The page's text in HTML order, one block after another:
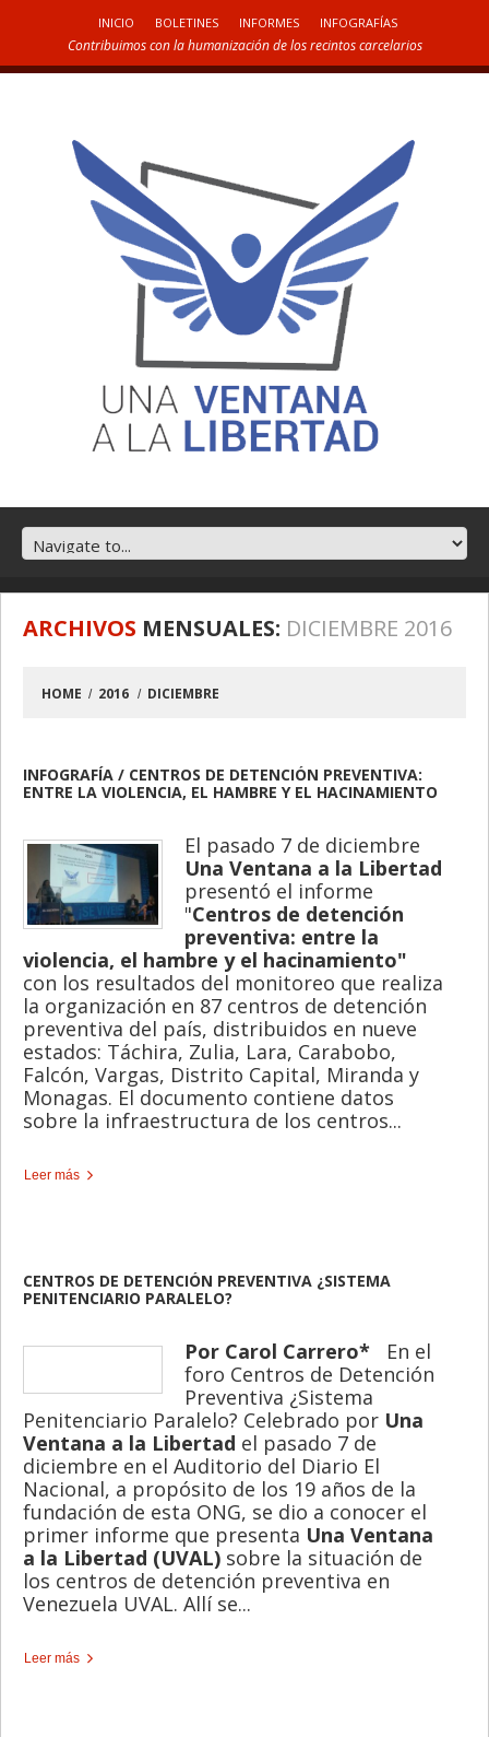
INICIO BOLETINES INFORMES INFOGRAFÍAS
Contribuimos con la humanización de los recintos carcelarios
ARCHIVOS MENSUALES: DICIEMBRE 2016
HOME 2016 DICIEMBRE
INFOGRAFÍA / CENTROS DE DETENCIÓN PREVENTIVA:
ENTRE LA VIOLENCIA, EL HAMBRE Y EL HACINAMIENTO
El pasado 7 de diciembre
Una Ventana a la Libertad
presentó el informe
"Centros de detención
preventiva: entre la
violencia, el hambre y el hacinamiento"
con los resultados del monitoreo que realiza
la organización en 87 centros de detención
preventiva del país, distribuidos en nueve
estados: Táchira, Zulia, Lara, Carabobo,
Falcón, Vargas, Distrito Capital, Miranda y
Monagas. El documento contiene datos
sobre la infraestructura de los centros...
Leer más
CENTROS DE DETENCIÓN PREVENTIVA ¿SISTEMA
PENITENCIARIO PARALELO?
Por Carol Carrero* En el
foro Centros de Detención
Preventiva ¿Sistema
Penitenciario Paralelo? Celebrado por Una
Ventana a la Libertad el pasado 7 de
diciembre en el Auditorio del Diario El
Nacional, a propósito de los 19 años de la
fundación de esta ONG, se dio a conocer el
primer informe que presenta Una Ventana
a la Libertad (UVAL) sobre la situación de
los centros de detención preventiva en
Venezuela UVAL. Allí se...
Leer más